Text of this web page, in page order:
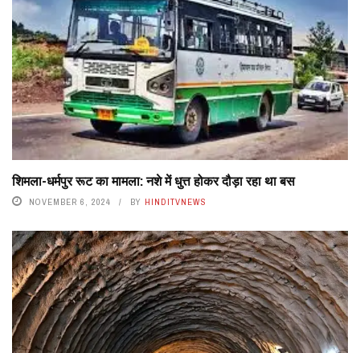
शिमला-धर्मपुर रूट का मामला: नशे में धुत्त होकर दौड़ा रहा था बस
NOVEMBER 6, 2024 BY HINDITVNEWS